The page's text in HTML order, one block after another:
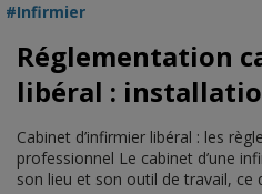
Infirmier
Réglementation
libéral :
Cabinet d’infirmier libéral : les
professionnel Le cabinet d’une
son lieu et son outil de travail, ce